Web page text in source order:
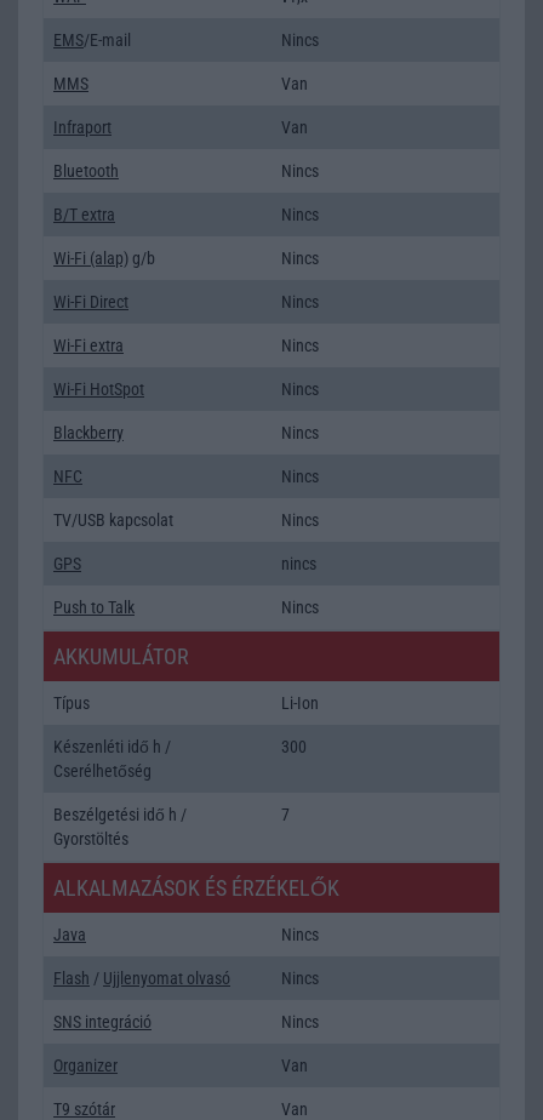
EMS/E-mail Nincs
MMS Van
Infraport Van
Bluetooth Nincs
B/T extra Nincs
Wi-Fi (alap) g/b Nincs
Wi-Fi Direct Nincs
Wi-Fi extra Nincs
Wi-Fi HotSpot Nincs
Blackberry Nincs
NFC Nincs
TV/USB kapcsolat Nincs
GPS nincs
Push to Talk Nincs
AKKUMULÁTOR
Típus Li-Ion
Készenléti idő h /
Cserélhetőség
300
Beszélgetési idő h /
Gyorstöltés
7
ALKALMAZÁSOK ÉS ÉRZÉKELŐK
Java Nincs
Flash / Ujjlenyomat olvasó Nincs
SNS integráció Nincs
Organizer Van
T9 szótár Van